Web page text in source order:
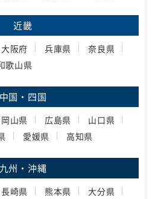
近畿
大阪府 兵庫県
奈良県
歌山県
中国・四国
岡山県 広島県
山口県
愛媛県 高知県
九州・沖縄
長崎県 熊本県
大分県